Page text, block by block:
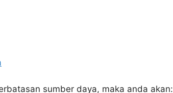
sumber daya, maka anda akan: